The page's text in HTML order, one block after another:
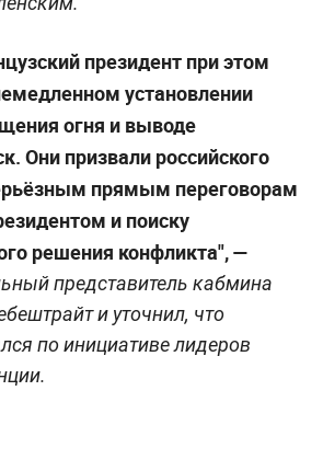
президент при этом
установлении
огня и выводе
Они призвали российского
прямым переговорам
и поиску
решения конфликта", —
представитель кабмина
и уточнил, что
по инициативе лидеров